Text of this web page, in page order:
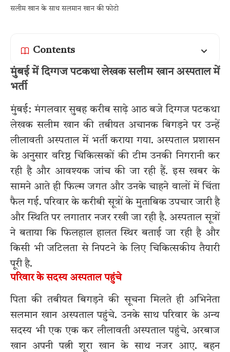
सलीम खान के साथ सलमान खान की फोटो
Contents
मुंबई में दिग्गज पटकथा लेखक सलीम खान अस्पताल में
भर्ती
मुंबई: मंगलवार सुबह करीब साढ़े आठ बजे दिग्गज पटकथा
लेखक सलीम खान की तबीयत अचानक बिगड़ने पर उन्हें
लीलावती अस्पताल में भर्ती कराया गया. अस्पताल प्रशासन
के अनुसार वरिष्ठ चिकित्सकों की टीम उनकी निगरानी कर
रही है और आवश्यक जांच की जा रही हैं. इस खबर के
सामने आते ही फिल्म जगत और उनके चाहने वालों में चिंता
फैल गई. परिवार के करीबी सूत्रों के मुताबिक उपचार जारी है
और स्थिति पर लगातार नजर रखी जा रही है. अस्पताल सूत्रों
ने बताया कि फिलहाल हालत स्थिर बताई जा रही है और
किसी भी जटिलता से निपटने के लिए चिकित्सकीय तैयारी
पूरी है.
परिवार के सदस्य अस्पताल पहुंचे
पिता की तबीयत बिगड़ने की सूचना मिलते ही अभिनेता
सलमान खान अस्पताल पहुंचे. उनके साथ परिवार के अन्य
सदस्य भी एक एक कर लीलावती अस्पताल पहुंचे. अरबाज
खान अपनी पत्नी शूरा खान के साथ नजर आए. बहन